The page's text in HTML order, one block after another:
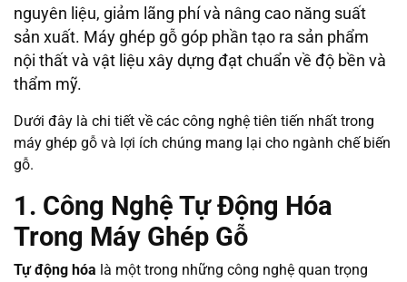
nguyên liệu, giảm lãng phí và nâng cao năng suất
sản xuất. Máy ghép gỗ góp phần tạo ra sản phẩm
nội thất và vật liệu xây dựng đạt chuẩn về độ bền và
thẩm mỹ.
Dưới đây là chi tiết về các công nghệ tiên tiến nhất trong
máy ghép gỗ và lợi ích chúng mang lại cho ngành chế biến
gỗ.
1. Công Nghệ Tự Động Hóa
Trong Máy Ghép Gỗ
Tự động hóa là một trong những công nghệ quan trọng